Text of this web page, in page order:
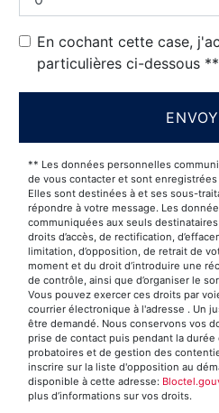
En cochant cette case,
particulières ci-dessous **
** Les données personnelles
de vous contacter et sont
Elles sont destinées à et ses sous-
répondre à votre message. Les
communiquées aux seuls
droits d’accès, de rectification,
limitation, d’opposition, de retrait de
moment et du droit d’introduire une
de contrôle, ainsi que d’organiser le
Vous pouvez exercer ces droits par
courrier électronique à l'adresse . Un
être demandé. Nous conservons vos
prise de contact puis pendant la
probatoires et de gestion des
inscrire sur la liste d'opposition au
disponible à cette adresse:
plus d’informations sur vos droits.